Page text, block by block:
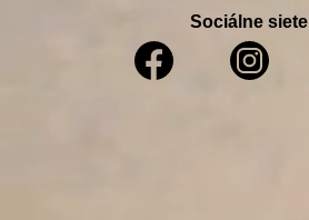
Sociálne siete